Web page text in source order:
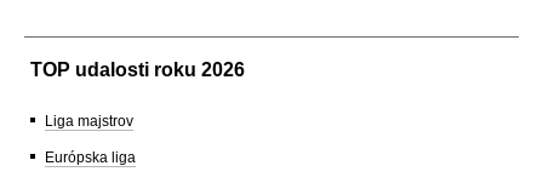
TOP udalosti roku 2026
Liga majstrov
Európska liga